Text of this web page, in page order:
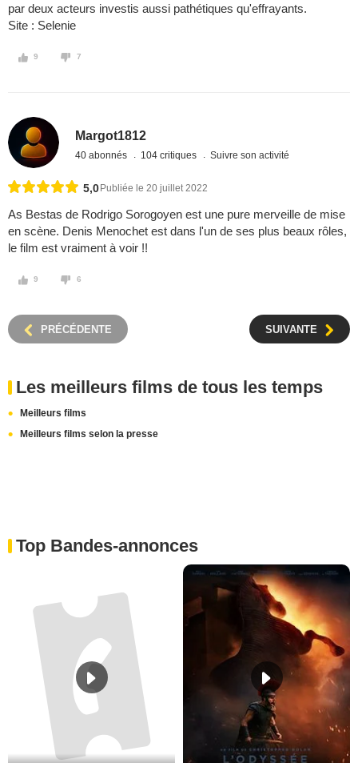
par deux acteurs investis aussi pathétiques qu'effrayants.
Site : Selenie
9 7
Margot1812
40 abonnés 104 critiques Suivre son activité
5,0 Publiée le 20 juillet 2022
As Bestas de Rodrigo Sorogoyen est une pure merveille de mise
en scène. Denis Menochet est dans l'un de ses plus beaux rôles,
le film est vraiment à voir !!
9 6
PRÉCÉDENTE SUIVANTE
Les meilleurs films de tous les temps
Meilleurs films
Meilleurs films selon la presse
Top Bandes-annonces